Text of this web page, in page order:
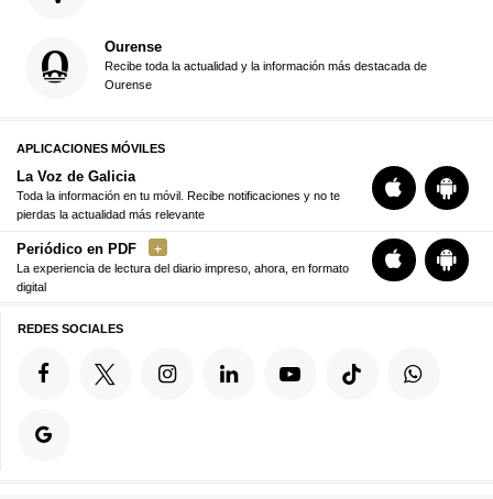
Ourense
Recibe toda la actualidad y la información más destacada de
Ourense
APLICACIONES MÓVILES
La Voz de Galicia
Toda la información en tu móvil. Recibe notificaciones y no te
pierdas la actualidad más relevante
Periódico en PDF
La experiencia de lectura del diario impreso, ahora, en formato
digital
REDES SOCIALES